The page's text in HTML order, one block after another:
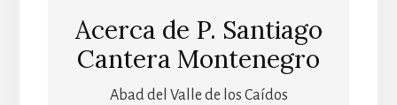
Acerca de P. Santiago
Cantera Montenegro
Abad del Valle de los Caídos